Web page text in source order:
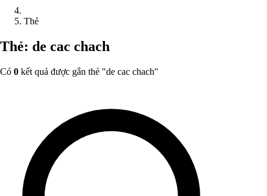
Thẻ
Thẻ: de cac chach
Có 0 kết quả được gắn thẻ "de cac chach"